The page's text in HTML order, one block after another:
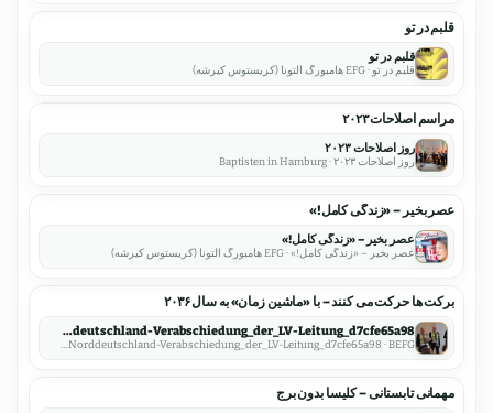
قلبم در تو
قلبم در تو
قلبم در تو · EFG هامبورگ آلتونا (کریستوس کیرشه)
مراسم اصلاحات ۲۰۲۳
روز اصلاحات ۲۰۲۳
روز اصلاحات ۲۰۲۳ · Baptisten in Hamburg
عصر بخیر – «زندگی کامل!»
عصر بخیر – «زندگی کامل!»
عصر بخیر – «زندگی کامل!» · EFG هامبورگ آلتونا (کریستوس کیرشه)
برکت ها حرکت می کنند – با «ماشین زمان» به سال ۲۰۳۶
csm_03_LV_Norddeutschland-Verabschiedung_der_LV-Leitung_d7cfe65a98
csm_03_LV_Norddeutschland-Verabschiedung_der_LV-Leitung_d7cfe65a98 · BEFG
مهمانی تابستانی – کلیسا بدون برج